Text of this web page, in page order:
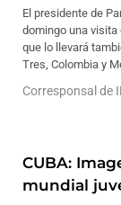
El presidente de
domingo una visita
que lo llevará
Tres, Colombia y
Corresponsal de
CUBA:
mundial